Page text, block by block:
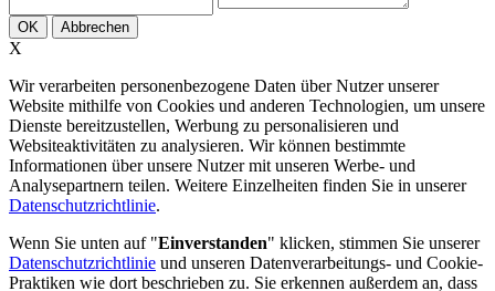
OK Abbrechen
X
Wir verarbeiten personenbezogene Daten über Nutzer unserer
Website mithilfe von Cookies und anderen Technologien, um unsere
Dienste bereitzustellen, Werbung zu personalisieren und
Websiteaktivitäten zu analysieren. Wir können bestimmte
Informationen über unsere Nutzer mit unseren Werbe- und
Analysepartnern teilen. Weitere Einzelheiten finden Sie in unserer
Datenschutzrichtlinie.
Wenn Sie unten auf "Einverstanden" klicken, stimmen Sie unserer
Datenschutzrichtlinie und unseren Datenverarbeitungs- und Cookie-
Praktiken wie dort beschrieben zu. Sie erkennen außerdem an, dass